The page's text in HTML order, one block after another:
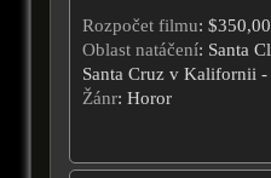
Rozpočet filmu:
Oblast natáčení: Santa
Santa Cruz v Kalifornii -
Žánr: Horor